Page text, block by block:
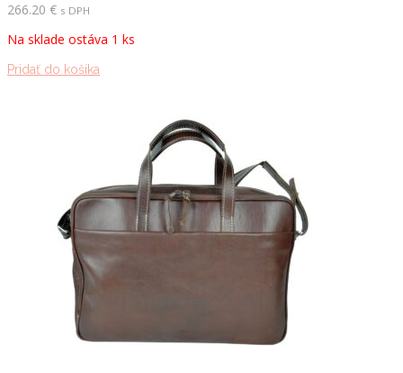
266.20 € s DPH
Na sklade ostáva 1 ks
Pridať do košíka